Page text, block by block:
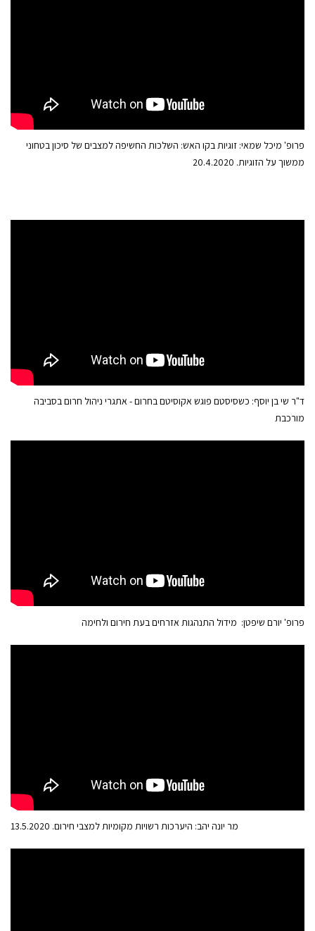
פרופ' מיכל שמאי: זוגיות בקו האש: השלכות החשיפה למצבים של סיכון בטחוני
ממשוך על הזוגיות. 20.4.2020
ד"ר שי בן יוסף: כשסיסטם פוגש אקוסיטם בחרום - אתגרי ניהול חרום בסביבה
מורכבת
פרופ' יורם שיפטן: מידול התנהגות אזרחים בעת חירום ולחימה
מר יונה יהב: היערכות רשויות מקומיות למצבי חירום. 13.5.2020